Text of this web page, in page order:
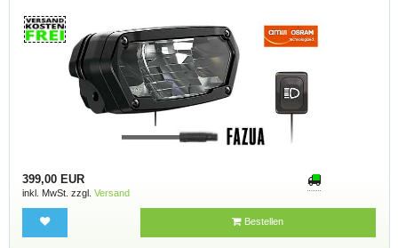
399,00 EUR
inkl. MwSt. zzgl. Versand
Bestellen